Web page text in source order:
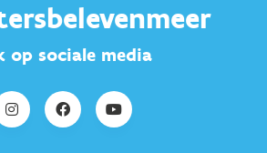
op sociale media